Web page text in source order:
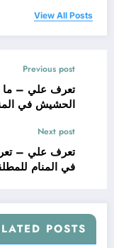
View All Posts
Previous post
تعرف علي – ما
الحشيش في
Next post
تعرف علي –
في المنام
POSTS